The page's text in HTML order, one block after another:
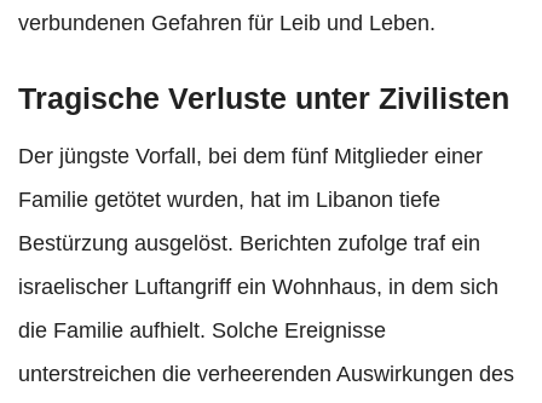
verbundenen Gefahren für Leib und Leben.
Tragische Verluste unter Zivilisten
Der jüngste Vorfall, bei dem fünf Mitglieder einer
Familie getötet wurden, hat im Libanon tiefe
Bestürzung ausgelöst. Berichten zufolge traf ein
israelischer Luftangriff ein Wohnhaus, in dem sich
die Familie aufhielt. Solche Ereignisse
unterstreichen die verheerenden Auswirkungen des